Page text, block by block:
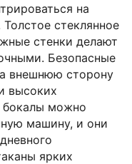
на
стеклянное
стенки делают
Безопасные
внешнюю сторону
высоких
бокалы можно
машину, и они
ярких